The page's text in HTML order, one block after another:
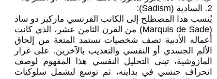
2. السادية (Sadism):
يُنسب هذا المصطلح إلى الكاتب الفرنسي ماركيز دو ساد
(Marquis de Sade) من القرن الثامن عشر، الذي كانت
أعماله الأدبية تصف شخصيات تستمد المتعة من إلحاق
الألم الجسدي أو النفسي والتعذيب بالآخرين. على غرار
المازوشية، تبنى التحليل النفسي هذا المفهوم لوصف
انحراف جنسي في بدايته، ثم توسع ليشمل سلوكيات